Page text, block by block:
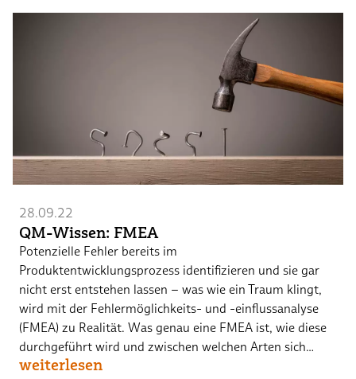
28.09.22
QM-Wissen: FMEA
Potenzielle Fehler bereits im
Produktentwicklungsprozess identifizieren und sie gar
nicht erst entstehen lassen – was wie ein Traum klingt,
wird mit der Fehlermöglichkeits- und -einflussanalyse
(FMEA) zu Realität. Was genau eine FMEA ist, wie diese
durchgeführt wird und zwischen welchen Arten sich…
weiterlesen